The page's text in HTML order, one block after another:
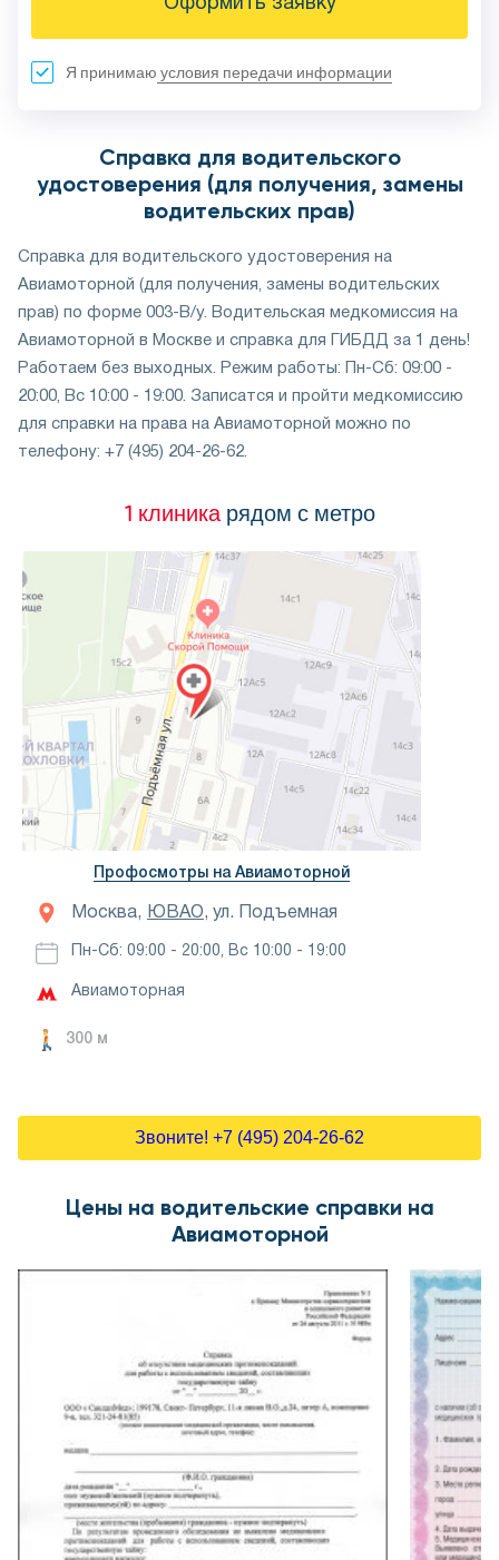
Оформить заявку
Я принимаю условия передачи информации
Справка для водительского
удостоверения (для получения, замены
водительских прав)
Справка для водительского удостоверения на
Авиамоторной (для получения, замены водительских
прав) по форме 003-В/у. Водительская медкомиссия на
Авиамоторной в Москве и справка для ГИБДД за 1 день!
Работаем без выходных. Режим работы: Пн-Сб: 09:00 -
20:00, Вс 10:00 - 19:00. Записатся и пройти медкомиссию
для справки на права на Авиамоторной можно по
телефону: +7 (495) 204-26-62.
1 клиникарядом с метро
Профосмотры на Авиамоторной
Москва, ЮВАО, ул. Подъемная
Пн-Сб: 09:00 - 20:00, Вс 10:00 - 19:00
Авиамоторная
300 м
Звоните! +7 (495) 204-26-62
Цены на водительские справки на
Авиамоторной